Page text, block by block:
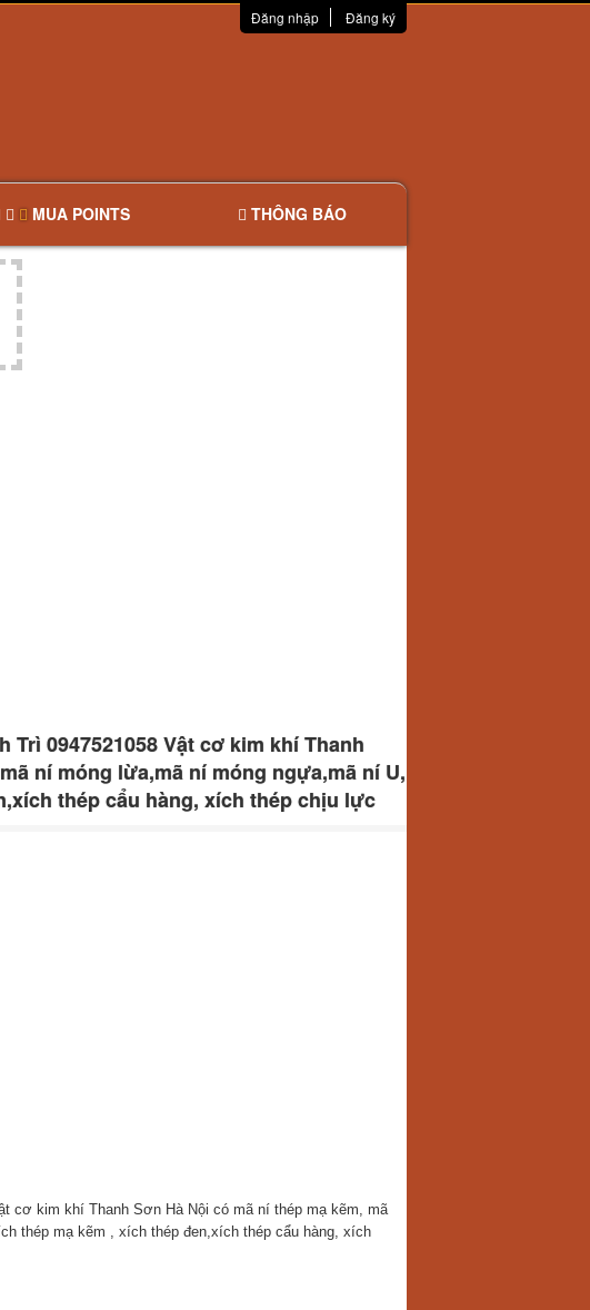
Đăng nhập Đăng ký
MUA POINTS THÔNG BÁO
Trì 0947521058 Vật cơ kim khí Thanh
ní móng lừa,mã ní móng ngựa,mã ní U,
thép cẩu hàng, xích thép chịu lực
cơ kim khí Thanh Sơn Hà Nội có mã ní thép mạ kẽm, mã
thép mạ kẽm , xích thép đen,xích thép cẩu hàng, xích